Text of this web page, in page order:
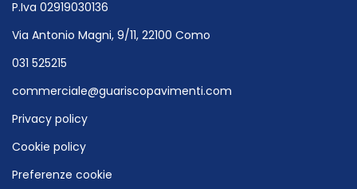
P.Iva 02919030136
Via Antonio Magni, 9/11, 22100 Como
031 525215
commerciale@guariscopavimenti.com
Privacy policy
Cookie policy
Preferenze cookie